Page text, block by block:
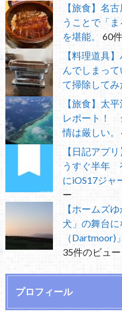
【旅食】名
うことで「
を堪能。
60
【料理道具
んでしまっ
て掃除してみ
【旅食】太
レポート！
情は厳しい。
【日記アプ
うすぐ半年
にiOS17ジャ
ー
【ホームズ
犬」の舞台
（Dartmoor)
35件のビュー
プロフィール